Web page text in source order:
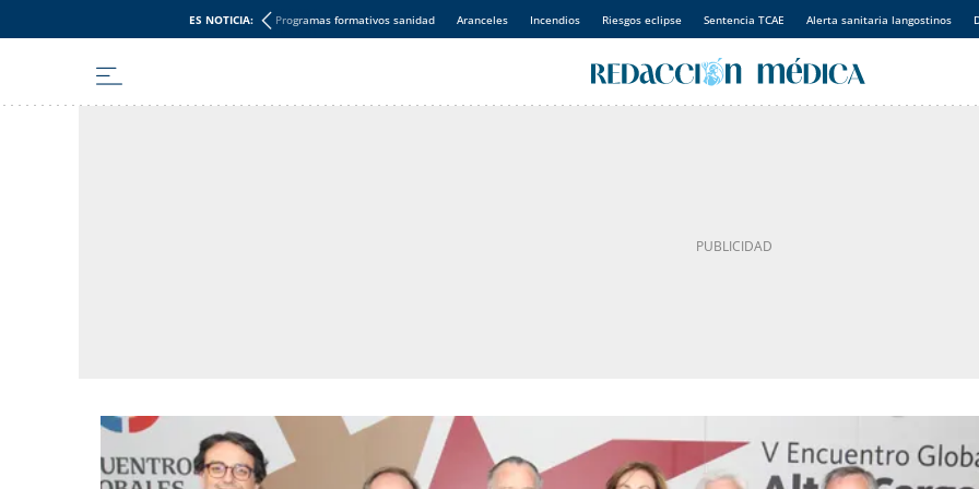
ES NOTICIA: Programas formativos sanidad Aranceles Incendios Riesgos eclipse Sentencia TCAE Alerta sanitaria langostinos